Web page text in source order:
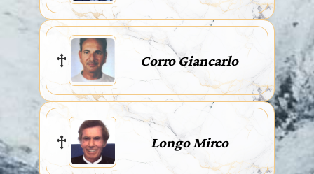
Corro Giancarlo
Longo Mirco